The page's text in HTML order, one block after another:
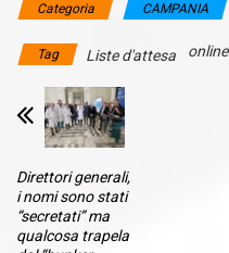
Categoria CAMPANIA
Tag Liste d'attesa online
Direttori generali,
i nomi sono stati
“secretati” ma
qualcosa trapela